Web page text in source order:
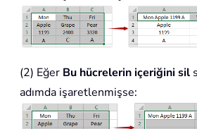
(2) Eğer Bu hücrelerin içeriğini sil
adımda işaretlenmişse: